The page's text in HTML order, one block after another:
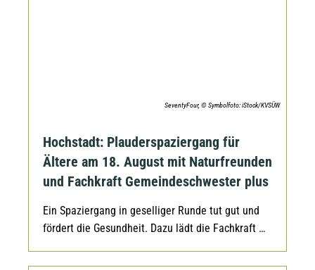
SeventyFour, © Symbolfoto: iStock/KVSÜW
Hochstadt: Plauderspaziergang für
Ältere am 18. August mit Naturfreunden
und Fachkraft Gemeindeschwester plus
Ein Spaziergang in geselliger Runde tut gut und
fördert die Gesundheit. Dazu lädt die Fachkraft …